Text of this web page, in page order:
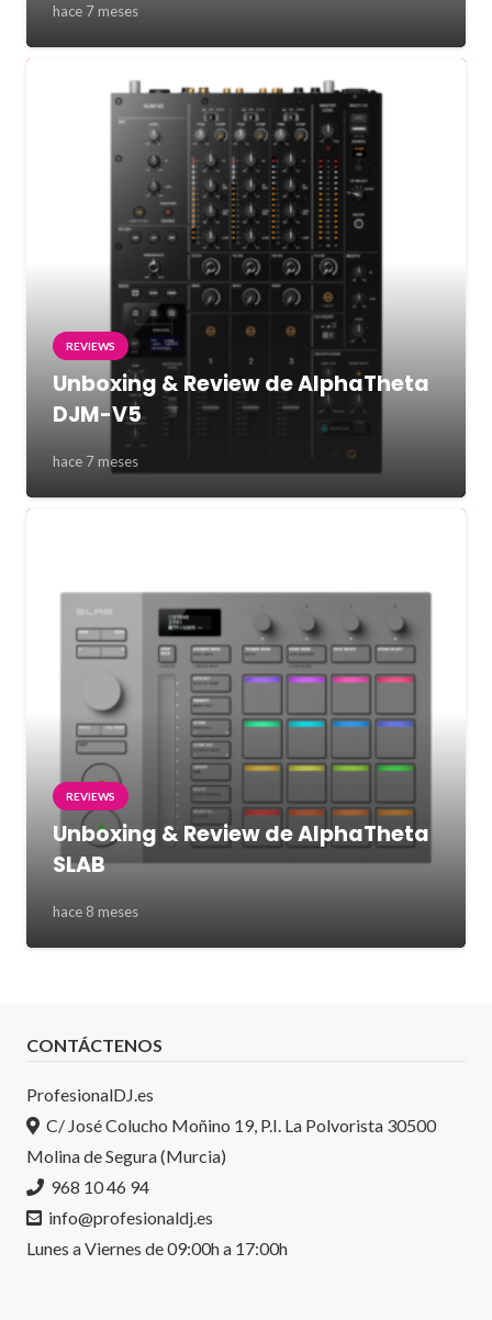
hace 7 meses
REVIEWS
Unboxing & Review de AlphaTheta
DJM-V5
hace 7 meses
REVIEWS
Unboxing & Review de AlphaTheta
SLAB
hace 8 meses
CONTÁCTENOS
ProfesionalDJ.es
C/ José Colucho Moñino 19, P.I. La Polvorista 30500
Molina de Segura (Murcia)
968 10 46 94
info@profesionaldj.es
Lunes a Viernes de 09:00h a 17:00h